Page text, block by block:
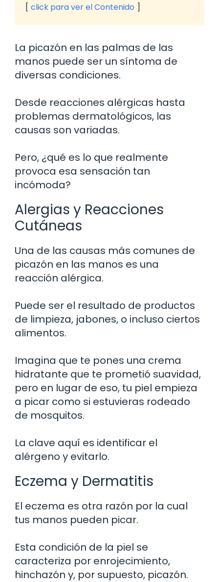
click para ver el Contenido
La picazón en las palmas de las
manos puede ser un síntoma de
diversas condiciones.
Desde reacciones alérgicas hasta
problemas dermatológicos, las
causas son variadas.
Pero, ¿qué es lo que realmente
provoca esa sensación tan
incómoda?
Alergias y Reacciones
Cutáneas
Una de las causas más comunes de
picazón en las manos es una
reacción alérgica.
Puede ser el resultado de productos
de limpieza, jabones, o incluso ciertos
alimentos.
Imagina que te pones una crema
hidratante que te prometió suavidad,
pero en lugar de eso, tu piel empieza
a picar como si estuvieras rodeado
de mosquitos.
La clave aquí es identificar el
alérgeno y evitarlo.
Eczema y Dermatitis
El eczema es otra razón por la cual
tus manos pueden picar.
Esta condición de la piel se
caracteriza por enrojecimiento,
hinchazón y, por supuesto, picazón.